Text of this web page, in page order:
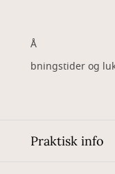
Å
bningstider og
Praktisk info